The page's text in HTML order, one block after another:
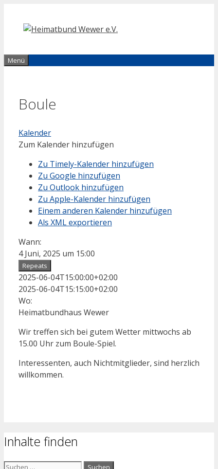
Inhalt
springen
Menü
Boule
Kalender
Zum Kalender hinzufügen
Zu Timely-Kalender hinzufügen
Zu Google hinzufügen
Zu Outlook hinzufügen
Zu Apple-Kalender hinzufügen
Einem anderen Kalender hinzufügen
Als XML exportieren
Wann:
4 Juni, 2025 um 15:00
Repeats
2025-06-04T15:00:00+02:00
2025-06-04T15:15:00+02:00
Wo:
Heimatbundhaus Wewer
Wir treffen sich bei gutem Wetter mittwochs ab
15.00 Uhr zum Boule-Spiel.
Interessenten, auch Nichtmitglieder, sind herzlich
willkommen.
Inhalte finden
Suchen